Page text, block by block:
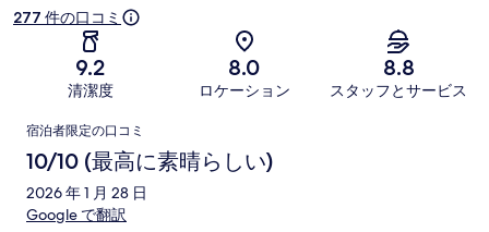
277 件の口コミ
9.2
清潔度
8.0
ロケーション
8.8
スタッフとサービス
口
コ
ミ
宿泊者限定の口コミ
10/10 (最高に素晴らしい)
2026 年 1 月 28 日
Google で翻訳